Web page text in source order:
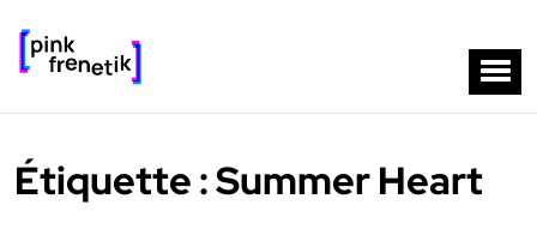
Étiquette :Summer Heart